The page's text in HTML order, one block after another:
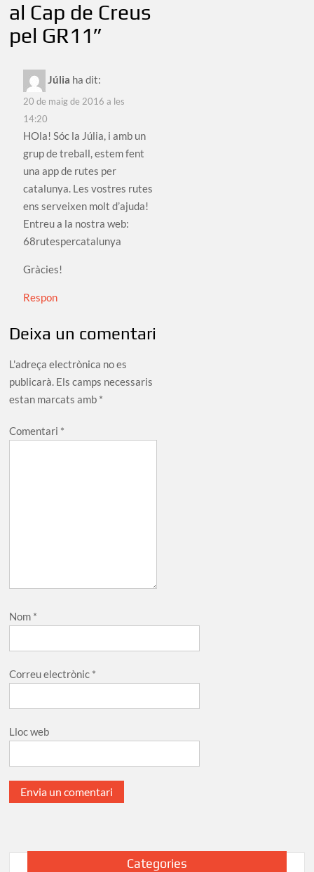
al Cap de Creus
pel GR11”
Júlia ha dit:
20 de maig de 2016 a les
14:20
HOla! Sóc la Júlia, i amb un
grup de treball, estem fent
una app de rutes per
catalunya. Les vostres rutes
ens serveixen molt d’ajuda!
Entreu a la nostra web:
68rutespercatalunya
Gràcies!
Respon
Deixa un comentari
L'adreça electrònica no es
publicarà. Els camps necessaris
estan marcats amb *
Comentari *
Nom *
Correu electrònic *
Lloc web
Categories